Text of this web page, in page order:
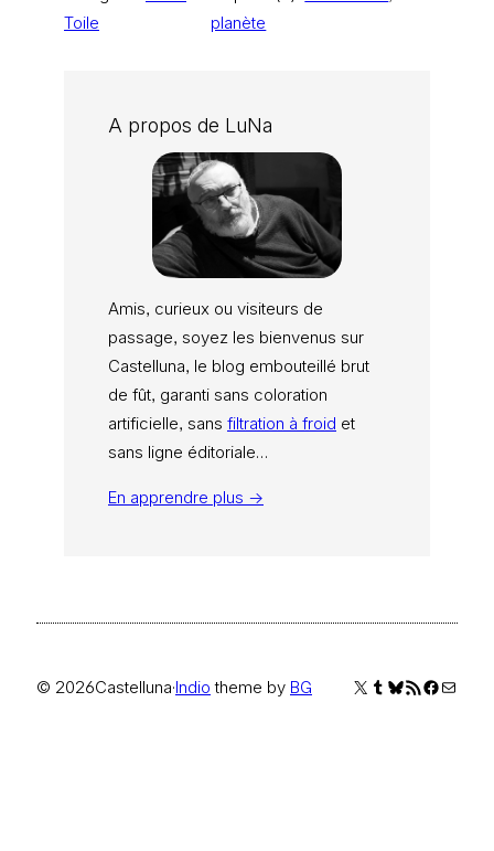
Toile
planète
A propos de LuNa
Amis, curieux ou visiteurs de
passage, soyez les bienvenus sur
Castelluna, le blog embouteillé brut
de fût, garanti sans coloration
artificielle, sans filtration à froid et
sans ligne éditoriale…
En apprendre plus →
© 2026Castelluna·Indio theme by BG X Tumblr
Bluesky
Flux RSSE-mail